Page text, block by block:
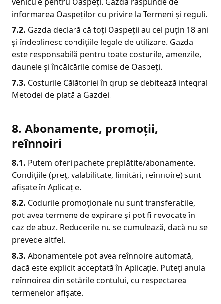
informarea Oaspeților cu privire la Termeni și reguli.
7.2. Gazda declară că toți Oaspeții au cel puțin 18 ani
și îndeplinesc condițiile legale de utilizare. Gazda
este responsabilă pentru toate costurile, amenzile,
daunele și încălcările comise de Oaspeți.
7.3. Costurile Călătoriei în grup se debitează integral
Metodei de plată a Gazdei.
8. Abonamente, promoții,
reînnoiri
8.1. Putem oferi pachete preplătite/abonamente.
Condițiile (preț, valabilitate, limitări, reînnoire) sunt
afișate în Aplicație.
8.2. Codurile promoționale nu sunt transferabile,
pot avea termene de expirare și pot fi revocate în
caz de abuz. Reducerile nu se cumulează, dacă nu se
prevede altfel.
8.3. Abonamentele pot avea reînnoire automată,
dacă este explicit acceptată în Aplicație. Puteți anula
reînnoirea din setările contului, cu respectarea
termenelor afișate.